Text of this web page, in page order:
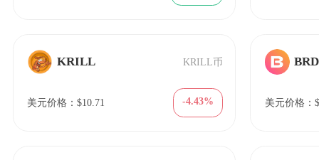
KRILL KRILL币
美元价格：$10.71 -4.43%
BRD
美元价格：